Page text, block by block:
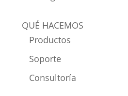
QUÉ HACEMOS
Productos
Soporte
Consultoría